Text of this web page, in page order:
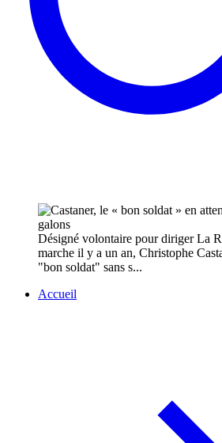
Désigné volontaire pour diriger La
marche il y a un an, Christophe
"bon soldat" sans s...
Accueil